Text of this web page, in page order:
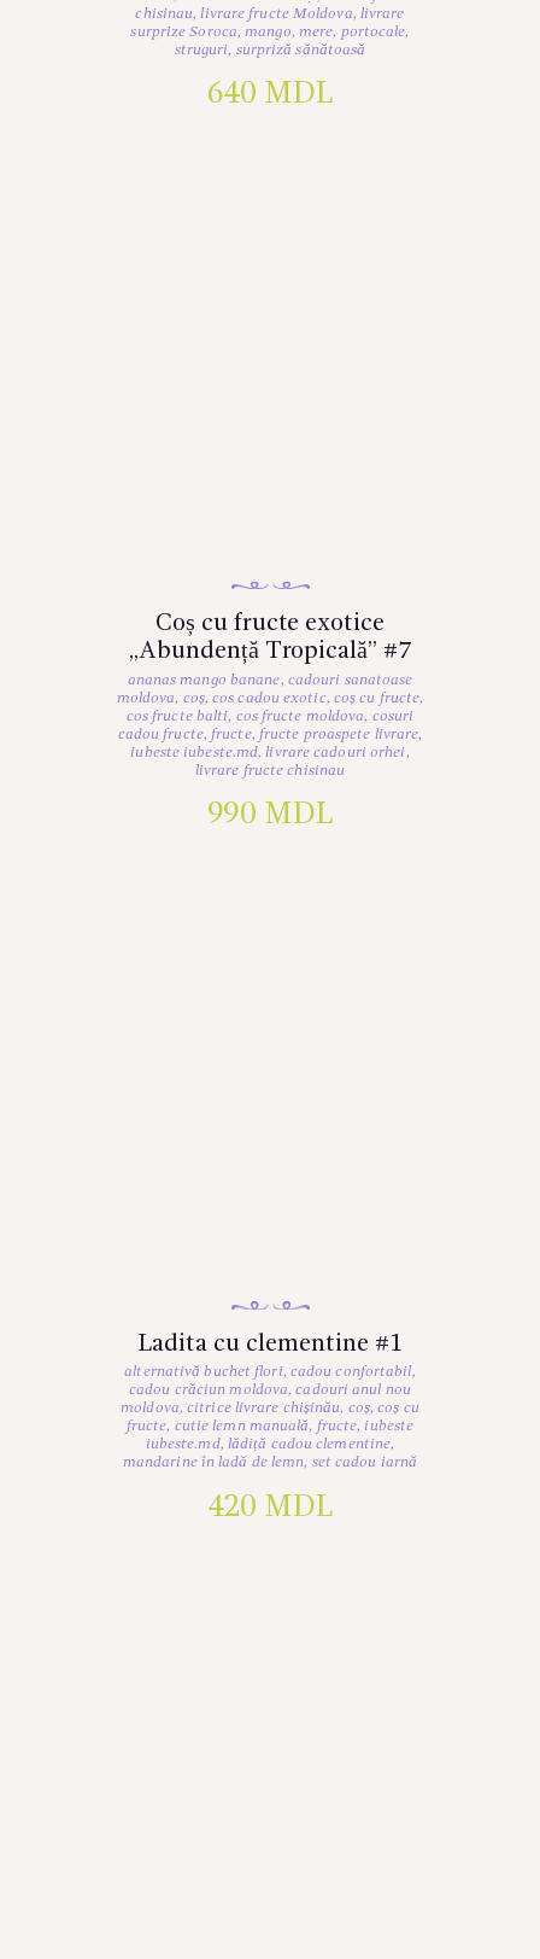
chisinau,livrare fructe Moldova, livrare
surprize Soroca,mango, mere, portocale,
struguri, surpriză sănătoasă
640 MDL
Coș cu fructe exotice
„Abundență Tropicală” #7
ananas mango banane, cadouri sanatoase
moldova, coș,cos cadou exotic, coș cu fructe,
cos fructe balti, cos fructe moldova, cosuri
cadou fructe, fructe, fructe proaspete livrare,
iubeste iubeste.md,livrare cadouri orhei,
livrare fructe chisinau
990 MDL
Ladita cu clementine #1
alternativă buchet flori, cadou confortabil,
cadou crăciun moldova,cadouri anul nou
moldova,citrice livrare chișinău, coș,coș cu
fructe, cutie lemn manuală, fructe, iubeste
iubeste.md, lădiță cadou clementine,
mandarine în ladă de lemn, set cadou iarnă
420 MDL